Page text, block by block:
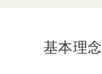
基本理念